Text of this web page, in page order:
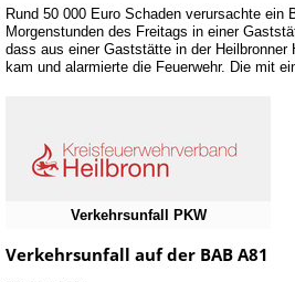
Rund 50 000 Euro Schaden verursachte ein
Morgenstunden des Freitags in einer
dass aus einer Gaststätte in der Heilbronner
kam und alarmierte die Feuerwehr. Die mit
Verkehrsunfall PKW
Verkehrsunfall auf der BAB A81